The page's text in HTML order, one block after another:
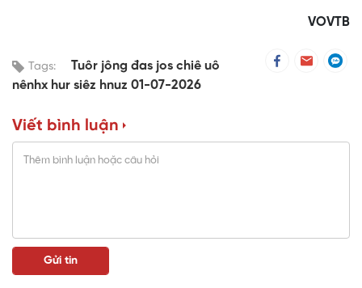
VOVTB
Tags:
Tuôr jông đas jos chiê uô
nênhx hur siêz hnuz 01-07-2026
Viết bình luận